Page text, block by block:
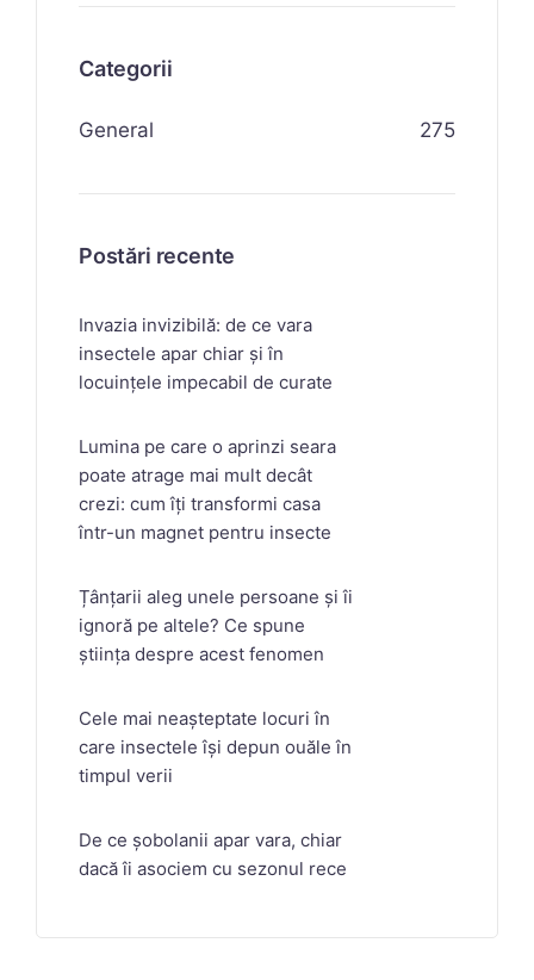
Categorii
General 275
Postări recente
Invazia invizibilă: de ce vara
insectele apar chiar și în
locuințele impecabil de curate
Lumina pe care o aprinzi seara
poate atrage mai mult decât
crezi: cum îți transformi casa
într-un magnet pentru insecte
Țânțarii aleg unele persoane și îi
ignoră pe altele? Ce spune
știința despre acest fenomen
Cele mai neașteptate locuri în
care insectele își depun ouăle în
timpul verii
De ce șobolanii apar vara, chiar
dacă îi asociem cu sezonul rece